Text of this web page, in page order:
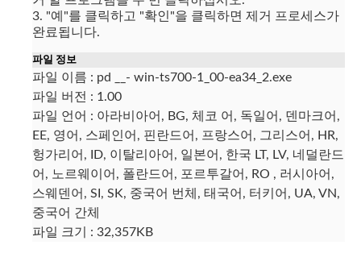
3. "예"를 클릭하고 "확인"을 클릭하면 제거 프로세스가
완료됩니다.
파일 정보
파일 이름 : pd __- win-ts700-1_00-ea34_2.exe
파일 버전 : 1.00
파일 언어 : 아라비아어, BG, 체코 어, 독일어, 덴마크어,
EE, 영어, 스페인어, 핀란드어, 프랑스어, 그리스어, HR,
헝가리어, ID, 이탈리아어, 일본어, 한국 LT, LV, 네덜란드
어, 노르웨이어, 폴란드어, 포르투갈어, RO , 러시아어,
스웨덴어, SI, SK, 중국어 번체, 태국어, 터키어, UA, VN,
중국어 간체
파일 크기 : 32,357KB